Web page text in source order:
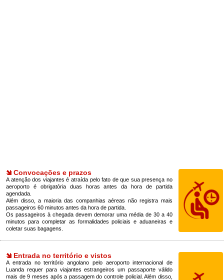
Convocações e prazos
A atenção dos viajantes é atraída pelo fato de que sua presença no
aeroporto é obrigatória duas horas antes da hora de partida
agendada.
Além disso, a maioria das companhias aéreas não registra mais
passageiros 60 minutos antes da hora de partida.
Os passageiros à chegada devem demorar uma média de 30 a 40
minutos para completar as formalidades policiais e aduaneiras e
coletar suas bagagens.
Entrada no território e vistos
A entrada no território angolano pelo aeroporto internacional de
Luanda requer para viajantes estrangeiros um passaporte válido
mais de 9 meses após a passagem do controle policial. Além disso,